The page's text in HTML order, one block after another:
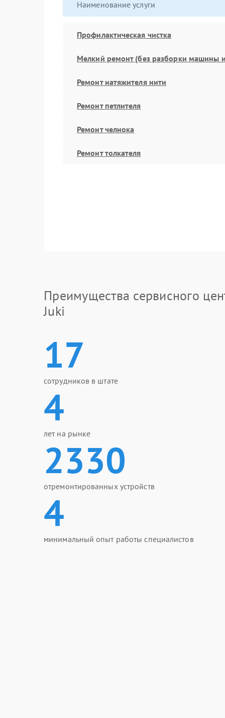
Наименование услуги
Профилактическая чистка
Мелкий ремонт (без разборки машины
Ремонт натяжителя нити
Ремонт петлителя
Ремонт челнока
Ремонт толкателя
Преимущества сервисного
Juki
17
сотрудников в штате
4
лет на рынке
2330
отремонтированных устройств
4
минимальный опыт работы специалистов